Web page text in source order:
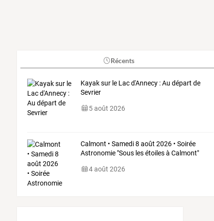
Récents
Kayak sur le Lac d'Annecy : Au départ de
Sevrier
5 août 2026
Calmont • Samedi 8 août 2026 • Soirée
Astronomie "Sous les étoiles à Calmont"
4 août 2026